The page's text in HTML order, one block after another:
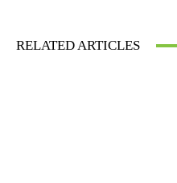
RELATED ARTICLES